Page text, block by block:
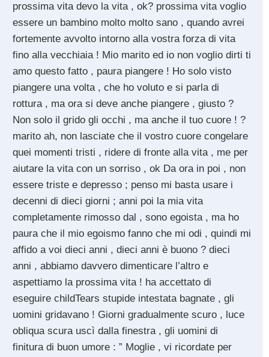
prossima vita devo la vita , ok? prossima vita voglio
essere un bambino molto molto sano , quando avrei
fortemente avvolto intorno alla vostra forza di vita
fino alla vecchiaia ! Mio marito ed io non voglio dirti ti
amo questo fatto , paura piangere ! Ho solo visto
piangere una volta , che ho voluto e si parla di
rottura , ma ora si deve anche piangere , giusto ?
Non solo il grido gli occhi , ma anche il tuo cuore ! ?
marito ah, non lasciate che il vostro cuore congelare
quei momenti tristi , ridere di fronte alla vita , me per
aiutare la vita con un sorriso , ok Da ora in poi , non
essere triste e depresso ; penso mi basta usare i
decenni di dieci giorni ; anni poi la mia vita
completamente rimosso dal , sono egoista , ma ho
paura che il mio egoismo fanno che mi odi , quindi mi
affido a voi dieci anni , dieci anni è buono ? dieci
anni , abbiamo davvero dimenticare l’altro e
aspettiamo la prossima vita ! ha accettato di
eseguire childTears stupide intestata bagnate , gli
uomini gridavano ! Giorni gradualmente scuro , luce
obliqua scura uscì dalla finestra , gli uomini di
finitura di buon umore : ” Moglie , vi ricordate per